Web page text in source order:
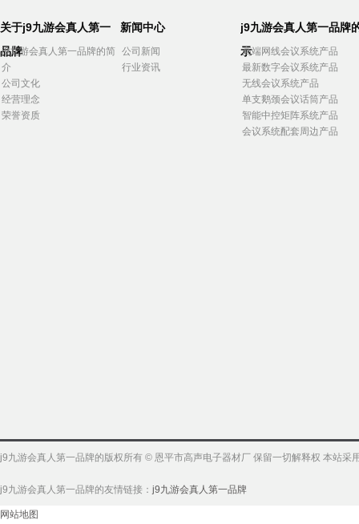
关于j9九游会真人第一
品牌
j9九游会真人第一品牌的简
介
公司文化
经营理念
荣誉资质
新闻中心
公司新闻
行业资讯
j9九游会真人第一品牌
示
高端网线会议系统产品
最新数字会议系统产品
无线会议系统产品
单支鹅颈会议话筒产品
智能中控矩阵系统产品
会议系统配套周边产品
j9九游会真人第一品牌的版权所有 © 恩平市高声电子器材厂 保留一切解释权 本站采
j9九游会真人第一品牌的友情链接： j9九游会真人第一品牌
网站地图